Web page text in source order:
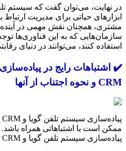
ابزارهای حیاتی برای مدیریت
مشتری، همچنان نقش مهمی در آینده
سازمان‌هایی که به این فناوری‌ها
استفاده کنند، می‌توانند در دنیای
✔️ اشتباهات رایج در
CRM و نحوه اجتناب از آنها
ممکن است با اشتباهاتی همراه باشد.
پیاده‌سازی سیستم تلفن گویا و CRM عبارتند از: